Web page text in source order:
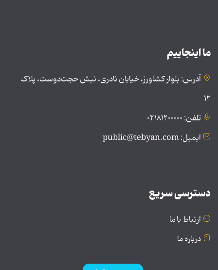
ما اینجاییم
آدرس: بلوار کشاورز، خیابان نادری، نبش حجت‌دوست، پلاک
۱۲
تلفن: ۰۲۱۸۱۲۰۰۰۰۰
ایمیل: public@tebyan.com
دسترسی سریع
ارتباط با ما
درباره ما